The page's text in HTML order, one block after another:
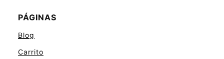
PÁGINAS
Blog
Carrito